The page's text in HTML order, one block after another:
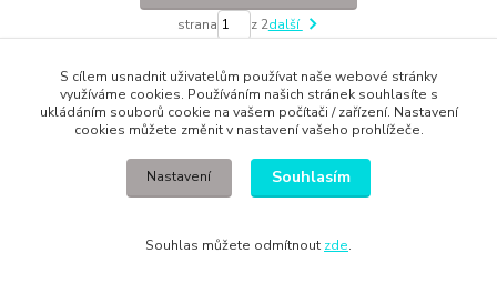
strana z 2další
Evidence Tržeb
Podle zákona o evidenci tržeb je prodávající povinen vystavit
správce daně online; v případě technického výpadku pak nejpozději do
S cílem usnadnit uživatelům používat naše webové stránky
využíváme cookies. Používáním našich stránek souhlasíte s
ukládáním souborů cookie na vašem počítači / zařízení. Nastavení
cookies můžete změnit v nastavení vašeho prohlížeče.
Nastavení Souhlasím
Souhlas můžete odmítnout zde.